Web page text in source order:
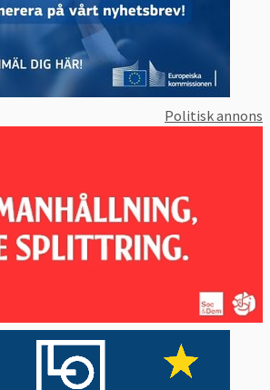
Politisk annons